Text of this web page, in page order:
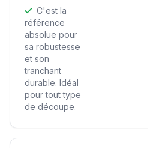
C'est la
référence
absolue pour
sa robustesse
et son
tranchant
durable. Idéal
pour tout type
de découpe.